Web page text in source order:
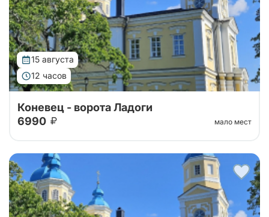
15 августа
12 часов
Тур организован совместно с Паломнической
службой Коневского монастыря. Уехать утром с
большой земли, чтобы к вечеру вернуться другим
человеком — такую силу имеет однодне...
Коневец - ворота Ладоги
6990
мало мест